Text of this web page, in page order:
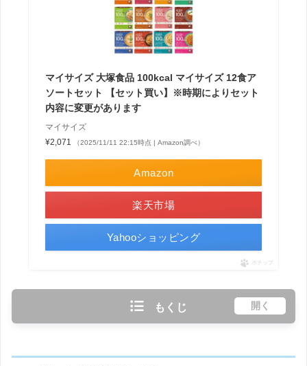
マイサイズ 大塚食品 100kcal マイサイズ 12食ア
ソートセット 【セット買い】※時期によりセット
内容に変更があります
マイサイズ
¥2,071
（2025/11/11 22:15時点 | Amazon調べ）
Amazon
楽天市場
Yahooショッピング
ポチップ
もくじ 開く